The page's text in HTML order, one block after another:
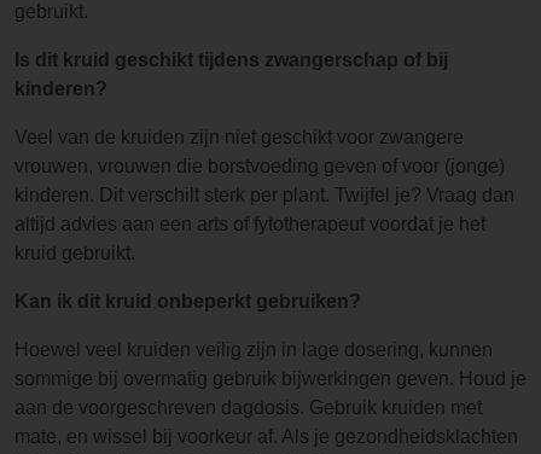
gebruikt.
Is dit kruid geschikt tijdens zwangerschap of bij
kinderen?
Veel van de kruiden zijn niet geschikt voor zwangere
vrouwen, vrouwen die borstvoeding geven of voor (jonge)
kinderen. Dit verschilt sterk per plant. Twijfel je? Vraag dan
altijd advies aan een arts of fytotherapeut voordat je het
kruid gebruikt.
Kan ik dit kruid onbeperkt gebruiken?
Hoewel veel kruiden veilig zijn in lage dosering, kunnen
sommige bij overmatig gebruik bijwerkingen geven. Houd je
aan de voorgeschreven dagdosis. Gebruik kruiden met
mate, en wissel bij voorkeur af. Als je gezondheidsklachten